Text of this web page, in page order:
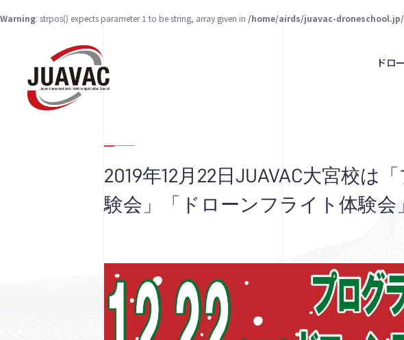
Warning: strpos() expects parameter 1 to be string, array given in /home/airds/juavac-
ドロ
2019年12月22日JUAVAC大宮校は
験会」「ドローンフライト体験会